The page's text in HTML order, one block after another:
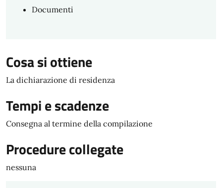
Documenti
Cosa si ottiene
La dichiarazione di residenza
Tempi e scadenze
Consegna al termine della compilazione
Procedure collegate
nessuna